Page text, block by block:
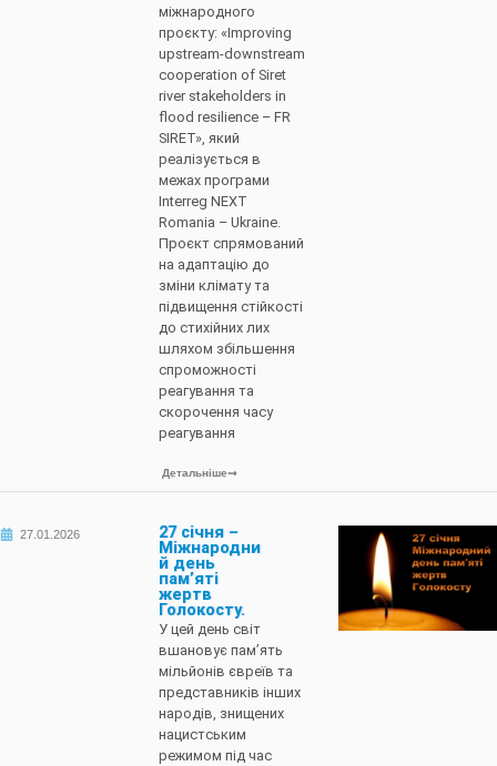
міжнародного
проєкту: «Improving
upstream-downstream
cooperation of Siret
river stakeholders in
flood resilience – FR
SIRET», який
реалізується в
межах програми
Interreg NEXT
Romania – Ukraine.
Проєкт спрямований
на адаптацію до
зміни клімату та
підвищення стійкості
до стихійних лих
шляхом збільшення
спроможності
реагування та
скорочення часу
реагування
Детальніше
27.01.2026
27 січня –
Міжнародни
й день
пам’яті
жертв
Голокосту.
У цей день світ
вшановує пам’ять
мільйонів євреїв та
представників інших
народів, знищених
нацистським
режимом під час